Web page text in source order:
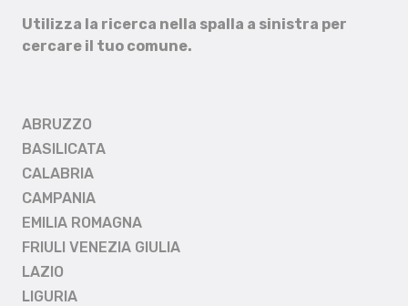
Utilizza la ricerca nella spalla a sinistra per
cercare il tuo comune.
ABRUZZO
BASILICATA
CALABRIA
CAMPANIA
EMILIA ROMAGNA
FRIULI VENEZIA GIULIA
LAZIO
LIGURIA